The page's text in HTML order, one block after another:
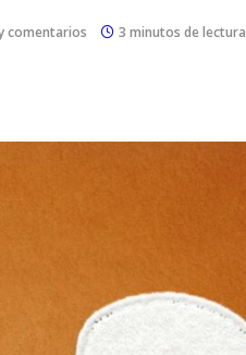
comentarios 3 minutos de lectura